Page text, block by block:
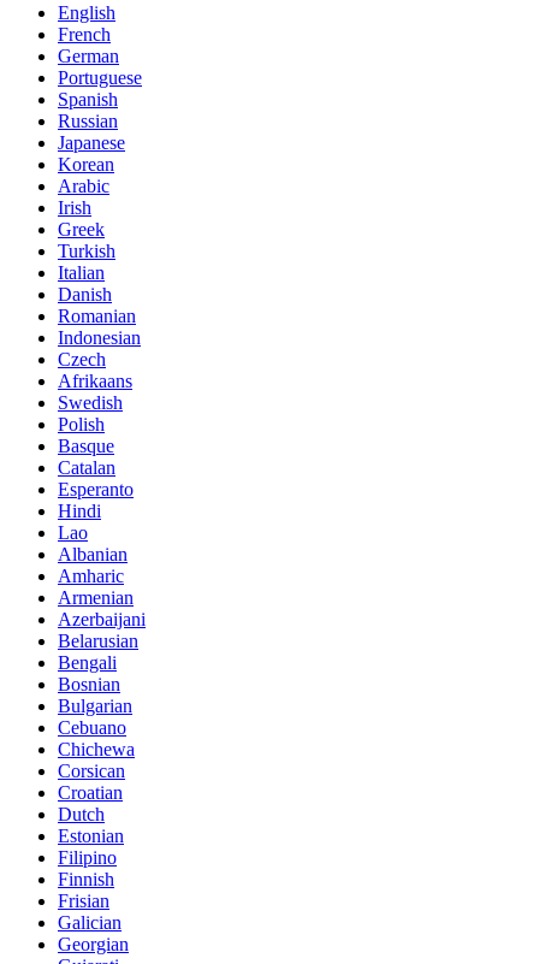
English
French
German
Portuguese
Spanish
Russian
Japanese
Korean
Arabic
Irish
Greek
Turkish
Italian
Danish
Romanian
Indonesian
Czech
Afrikaans
Swedish
Polish
Basque
Catalan
Esperanto
Hindi
Lao
Albanian
Amharic
Armenian
Azerbaijani
Belarusian
Bengali
Bosnian
Bulgarian
Cebuano
Chichewa
Corsican
Croatian
Dutch
Estonian
Filipino
Finnish
Frisian
Galician
Georgian